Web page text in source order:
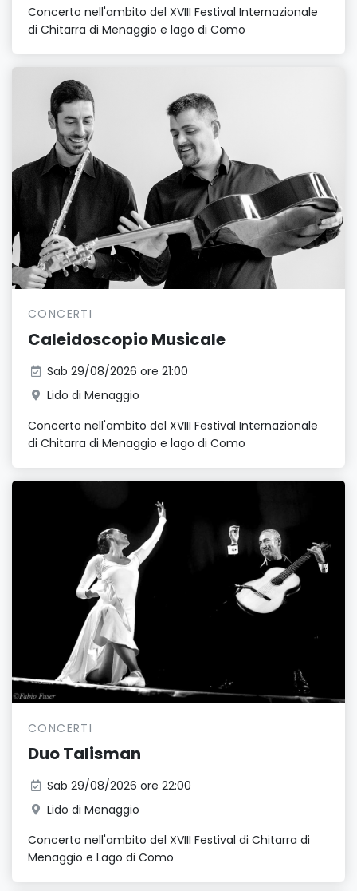
Concerto nell'ambito del XVIII Festival Internazionale
di Chitarra di Menaggio e lago di Como
CONCERTI
Caleidoscopio Musicale
Sab 29/08/2026 ore 21:00
Lido di Menaggio
Concerto nell'ambito del XVIII Festival Internazionale
di Chitarra di Menaggio e lago di Como
CONCERTI
Duo Talisman
Sab 29/08/2026 ore 22:00
Lido di Menaggio
Concerto nell'ambito del XVIII Festival di Chitarra di
Menaggio e Lago di Como